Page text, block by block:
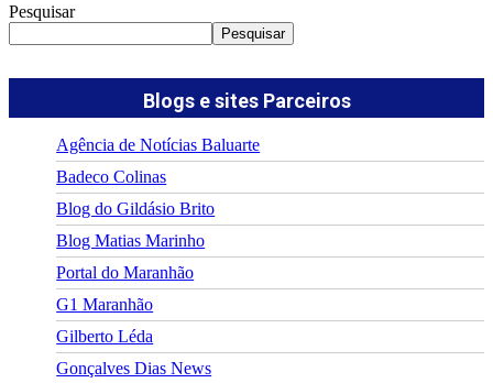
Pesquisar
Pesquisar
Blogs e sites Parceiros
Agência de Notícias Baluarte
Badeco Colinas
Blog do Gildásio Brito
Blog Matias Marinho
Portal do Maranhão
G1 Maranhão
Gilberto Léda
Gonçalves Dias News